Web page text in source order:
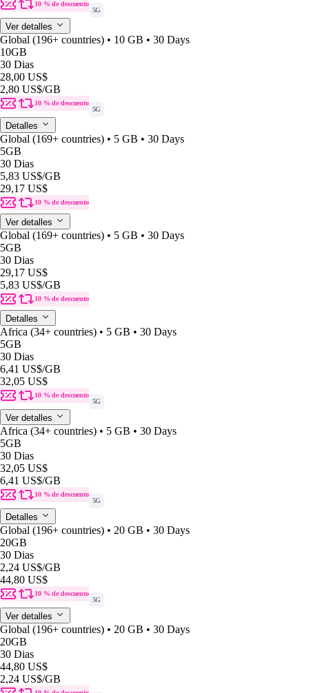
10 % de descuento
5G
Ver detalles
Global (196+ countries) • 10 GB • 30 Days
10GB
30 Dias
28,00 US$
2,80 US$/GB
10 % de descuento
5G
Detalles
Global (169+ countries) • 5 GB • 30 Days
5GB
30 Dias
5,83 US$/GB
29,17 US$
10 % de descuento
Ver detalles
Global (169+ countries) • 5 GB • 30 Days
5GB
30 Dias
29,17 US$
5,83 US$/GB
10 % de descuento
Detalles
Africa (34+ countries) • 5 GB • 30 Days
5GB
30 Dias
6,41 US$/GB
32,05 US$
10 % de descuento
5G
Ver detalles
Africa (34+ countries) • 5 GB • 30 Days
5GB
30 Dias
32,05 US$
6,41 US$/GB
10 % de descuento
5G
Detalles
Global (196+ countries) • 20 GB • 30 Days
20GB
30 Dias
2,24 US$/GB
44,80 US$
10 % de descuento
5G
Ver detalles
Global (196+ countries) • 20 GB • 30 Days
20GB
30 Dias
44,80 US$
2,24 US$/GB